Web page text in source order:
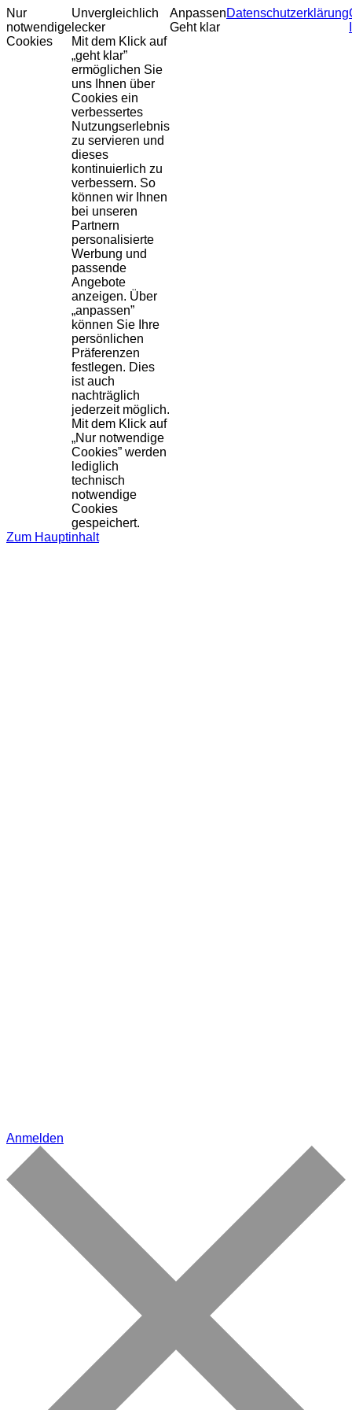
Nur
notwendige
Cookies
Unvergleichlich
lecker
Mit dem Klick auf
„geht klar”
ermöglichen Sie
uns Ihnen über
Cookies ein
verbessertes
Nutzungserlebnis
zu servieren und
dieses
kontinuierlich zu
verbessern. So
können wir Ihnen
bei unseren
Partnern
personalisierte
Werbung und
passende
Angebote
anzeigen. Über
„anpassen”
können Sie Ihre
persönlichen
Präferenzen
festlegen. Dies
ist auch
nachträglich
jederzeit möglich.
Mit dem Klick auf
„Nur notwendige
Cookies” werden
lediglich
technisch
notwendige
Cookies
gespeichert.
Anpassen
Geht klar
Datenschutzerklärung
Zum Hauptinhalt
Anmelden